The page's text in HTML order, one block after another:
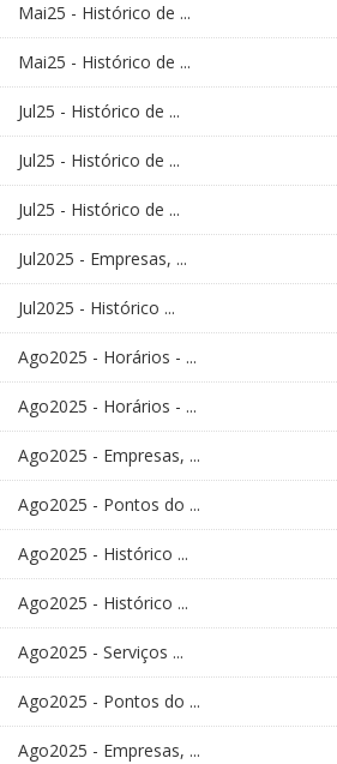
Mai25 - Histórico de ...
Mai25 - Histórico de ...
Jul25 - Histórico de ...
Jul25 - Histórico de ...
Jul25 - Histórico de ...
Jul2025 - Empresas, ...
Jul2025 - Histórico ...
Ago2025 - Horários - ...
Ago2025 - Horários - ...
Ago2025 - Empresas, ...
Ago2025 - Pontos do ...
Ago2025 - Histórico ...
Ago2025 - Histórico ...
Ago2025 - Serviços ...
Ago2025 - Pontos do ...
Ago2025 - Empresas, ...